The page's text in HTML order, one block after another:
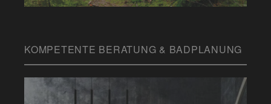
KOMPETENTE BERATUNG & BADPLANUNG